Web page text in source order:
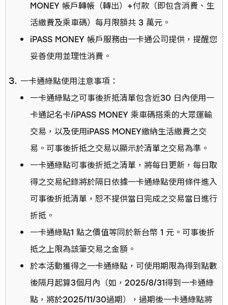
MONEY 帳戶轉帳（轉出）+付款（即包含消費、生
活繳費及乘車碼）每月限額共 3 萬元。
iPASS MONEY 帳戶服務由一卡通公司提供，提醒您
妥善使用並理性消費。
一卡通綠點使用注意事項：
一卡通綠點之可事後折抵清單包含近30 日內使用一
卡通記名卡/iPASS MONEY 乘車碼搭乘的大眾運輸
交易，以及使用iPASS MONEY繳納生活繳費之交
易。可事後折抵之交易以顯示於清單之交易為準。
一卡通綠點可事後折抵之清單，將每日更新，每日取
得之交易紀錄將於隔日依據一卡通綠點使用條件進入
可事後折抵清單，恕不提供當日完成之交易當日進行
折抵。
一卡通綠點1 點之價值等同於新台幣 1 元。可事後折
抵之上限為該筆交易之金額。
於本活動獲得之一卡通綠點，可使用期限為得到點數
後隔月起算3個月內（如，2025/8/31得到一卡通綠
點，將於2025/11/30過期），過期後一卡通綠點將